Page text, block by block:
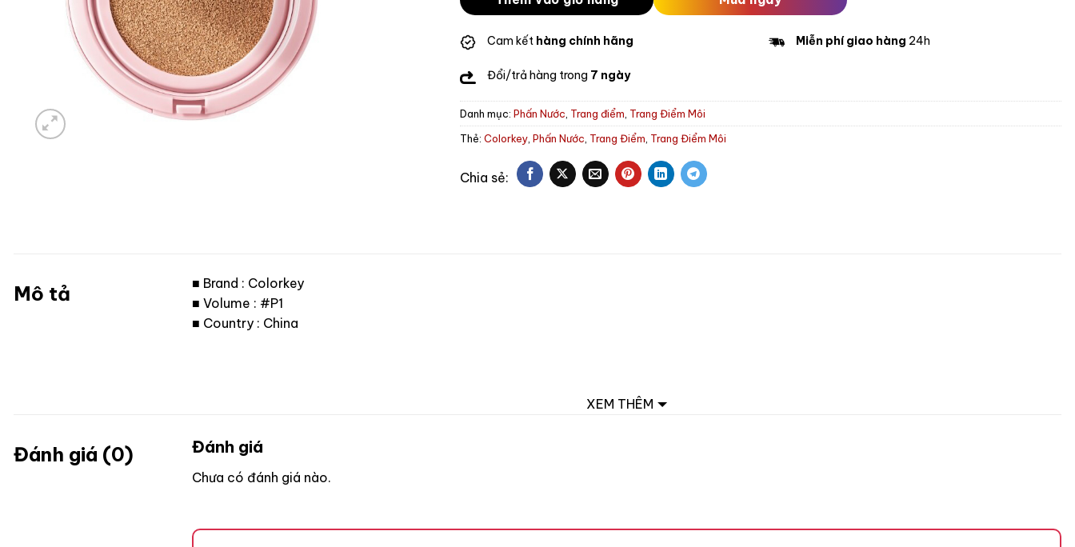
Cam kết hàng chính hãng Miễn phí giao hàng 24h
Đổi/trả hàng trong 7 ngày
Danh mục:Phấn Nước, Trang điểm, Trang Điểm Môi
Thẻ:Colorkey,Phấn Nước, Trang Điểm, Trang Điểm Môi
Mô tả
■ Brand : Colorkey
■ Volume : #P1
■ Country : China
XEM THÊM
Đánh giá (0) Đánh giá
Chưa có đánh giá nào.